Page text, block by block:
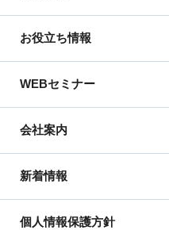
お役立ち情報
WEBセミナー
会社案内
新着情報
個人情報保護方針